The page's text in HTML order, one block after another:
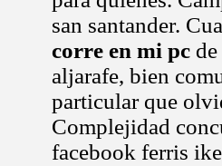
san santander.
corre en mi pc
aljarafe, bien
particular que
Complejidad
facebook ferris